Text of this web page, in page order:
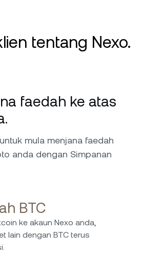
tentang Nexo.
kad kredit dan ciri Jana,
Kad yang lancar untuk
dengan faedah ke atas
konsisten. Pasukan
sangat cemerlang—pantas,
membantu. 5 bintang!
untuk kripto—pilihan
sangat cemerlang. Saya
yang tinggi ke atas
dengan bayaran harian
faedah ke atas
mula menjana faedah
anda dengan Simpanan
BTC
ke akaun Nexo anda,
lain dengan BTC terus